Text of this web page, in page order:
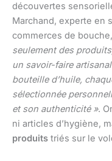
découvertes
Marchand, experte en
commerces de bouche,
seulement des
un savoir-faire
bouteille d’huile,
sélectionnée
et son authenticité ».
ni articles d’hygiène,
produits triés sur le